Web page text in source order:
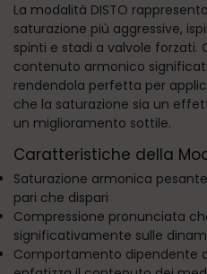
La modalità DISTO
saturazione più aggressive,
spinti e stadi a valvole
contenuto armonico
rendendola perfetta per
che la saturazione sia un
un miglioramento sottile.
Caratteristiche della
Saturazione armonica
pari che dispari
Compressione pronunciata
significativamente sulle
Comportamento dipendente